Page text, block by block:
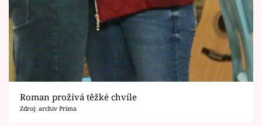
Roman prožívá těžké chvíle
Zdroj: archiv Prima